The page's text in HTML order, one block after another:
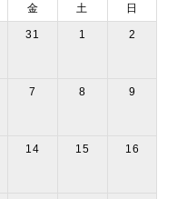
金 土 日
31 1 2
7 8 9
14 15 16